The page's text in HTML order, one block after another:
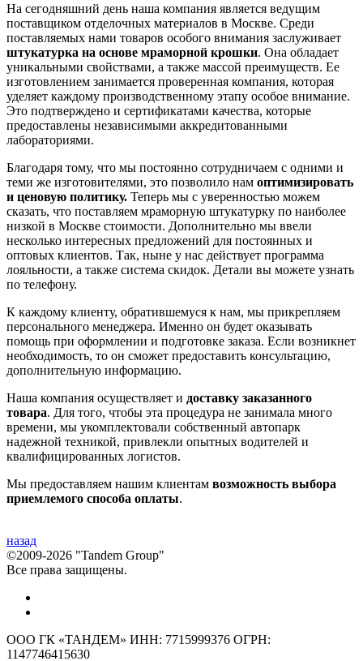
На сегодняшний день наша компания является ведущим
поставщиком отделочных материалов в Москве. Среди
поставляемых нами товаров особого внимания заслуживает
штукатурка на основе мраморной крошки. Она обладает
уникальными свойствами, а также массой преимуществ. Ее
изготовлением занимается проверенная компания, которая
уделяет каждому производственному этапу особое внимание.
Это подтверждено и сертификатами качества, которые
предоставлены независимыми аккредитованными
лабораториями.
Благодаря тому, что мы постоянно сотрудничаем с одними и
теми же изготовителями, это позволило нам оптимизировать
и ценовую политику. Теперь мы с уверенностью можем
сказать, что поставляем мраморную штукатурку по наиболее
низкой в Москве стоимости. Дополнительно мы ввели
несколько интересных предложений для постоянных и
оптовых клиентов. Так, ныне у нас действует программа
лояльности, а также система скидок. Детали вы можете узнать
по телефону.
К каждому клиенту, обратившемуся к нам, мы прикрепляем
персонального менеджера. Именно он будет оказывать
помощь при оформлении и подготовке заказа. Если возникнет
необходимость, то он сможет предоставить консультацию,
дополнительную информацию.
Наша компания осуществляет и доставку заказанного
товара. Для того, чтобы эта процедура не занимала много
времени, мы укомплектовали собственный автопарк
надежной техникой, привлекли опытных водителей и
квалифицированных логистов.
Мы предоставляем нашим клиентам возможность выбора
приемлемого способа оплаты.
назад
©2009-2026 "Tandem Group"
Все права защищены.
ООО ГК «ТАНДЕМ» ИНН: 7715999376 ОГРН:
1147746415630